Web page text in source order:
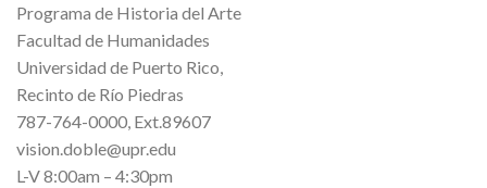
Programa de Historia del Arte
Facultad de Humanidades
Universidad de Puerto Rico,
Recinto de Río Piedras
787-764-0000, Ext.89607
vision.doble@upr.edu
L-V 8:00am – 4:30pm